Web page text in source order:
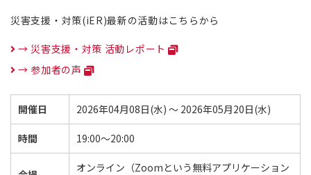
災害支援・対策(iER)最新の活動はこちらから
→ 災害支援・対策 活動レポート
→ 参加者の声
開催日 2026年04月08日(水) ～ 2026年05月20日(水)
時間 19:00～20:00
オンライン（Zoomという無料アプリケーション